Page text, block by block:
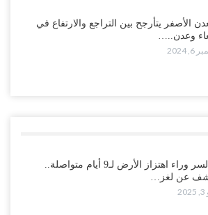
الأصفر يتأرجح بين التراجع والارتفاع في
وعدن..…
2024
ما السر وراء اهتزاز الأرض لـ9 أيام متواصلة..
عن لغز…